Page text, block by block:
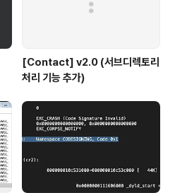
[Contact] v2.0 (서브디렉토리
처리 기능 추가)